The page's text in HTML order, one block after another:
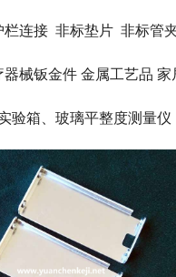
连接 非标垫片 非标管
械钣金件 金属工艺品
箱、玻璃平整度测量